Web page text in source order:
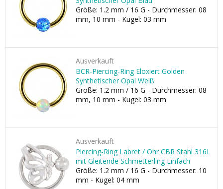
Größe: 1.2 mm / 16 G - Durchmesser: 08
mm, 10 mm - Kugel: 03 mm
Ausverkauft
BCR-Piercing-Ring Eloxiert Golden
Synthetischer Opal Weiß
Größe: 1.2 mm / 16 G - Durchmesser: 08
mm, 10 mm - Kugel: 03 mm
Ausverkauft
Piercing-Ring Labret / Ohr CBR Stahl 316L
mit Gleitende Schmetterling Einfach
Größe: 1.2 mm / 16 G - Durchmesser: 10
mm - Kugel: 04 mm